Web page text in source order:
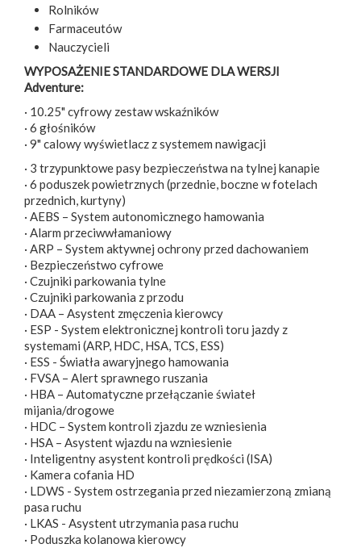
Rolników
Farmaceutów
Nauczycieli
WYPOSAŻENIE STANDARDOWE DLA WERSJI
Adventure:
· 10.25" cyfrowy zestaw wskaźników
· 6 głośników
· 9" calowy wyświetlacz z systemem nawigacji
· 3 trzypunktowe pasy bezpieczeństwa na tylnej kanapie
· 6 poduszek powietrznych (przednie, boczne w fotelach
przednich, kurtyny)
· AEBS – System autonomicznego hamowania
· Alarm przeciwwłamaniowy
· ARP – System aktywnej ochrony przed dachowaniem
· Bezpieczeństwo cyfrowe
· Czujniki parkowania tylne
· Czujniki parkowania z przodu
· DAA – Asystent zmęczenia kierowcy
· ESP - System elektronicznej kontroli toru jazdy z
systemami (ARP, HDC, HSA, TCS, ESS)
· ESS - Światła awaryjnego hamowania
· FVSA – Alert sprawnego ruszania
· HBA – Automatyczne przełączanie świateł
mijania/drogowe
· HDC – System kontroli zjazdu ze wzniesienia
· HSA – Asystent wjazdu na wzniesienie
· Inteligentny asystent kontroli prędkości (ISA)
· Kamera cofania HD
· LDWS - System ostrzegania przed niezamierzoną zmianą
pasa ruchu
· LKAS - Asystent utrzymania pasa ruchu
· Poduszka kolanowa kierowcy